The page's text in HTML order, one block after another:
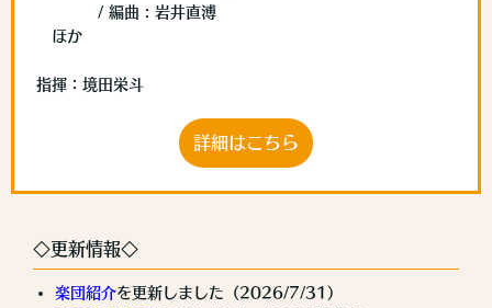
/ 編曲 : 岩井直溥
ほか
指揮：境田栄斗
詳細はこちら
◇更新情報◇
楽団紹介を更新しました（2026/7/31）